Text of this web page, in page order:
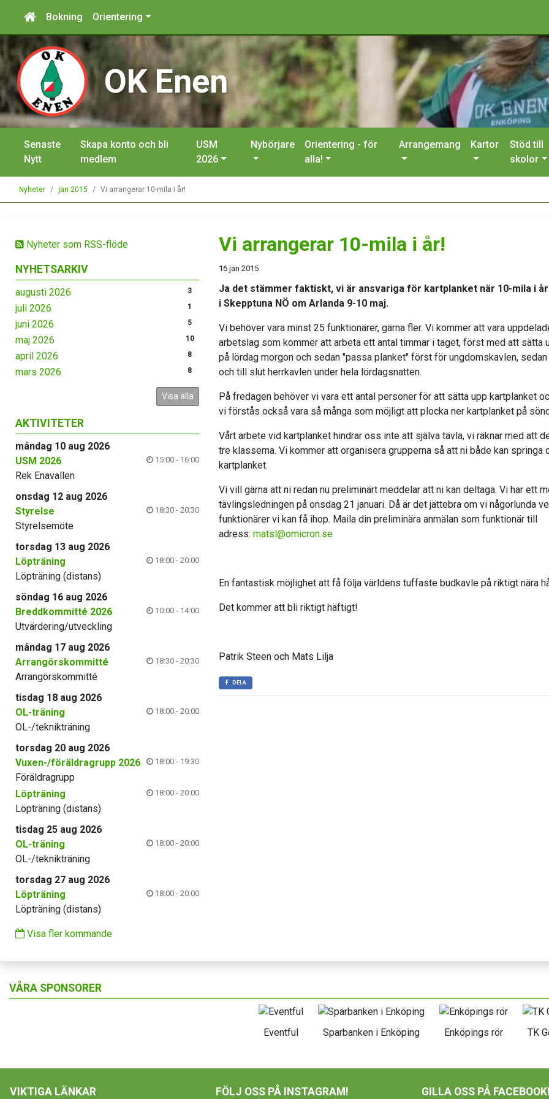
Bokning Orientering
OK Enen
Senaste
Nytt
Skapa konto och bli
medlem
USM
2026
Nybörjare
Orientering - för
alla!
Arrangemang Kartor
Stöd till
skolor
Nyheter jan 2015 Vi arrangerar 10-mila i år!
Nyheter som RSS-flöde
NYHETSARKIV
augusti 2026 3
juli 2026 1
juni 2026 5
maj 2026 10
april 2026 8
mars 2026 8
Visa alla
AKTIVITETER
måndag 10 aug 2026
USM 2026
15:00 - 16:00
Rek Enavallen
onsdag 12 aug 2026
Styrelse
18:30 - 20:30
Styrelsemöte
torsdag 13 aug 2026
Löpträning
18:00 - 20:00
Löpträning (distans)
söndag 16 aug 2026
Breddkommitté 2026
10:00 - 14:00
Utvärdering/utveckling
måndag 17 aug 2026
Arrangörskommitté
18:30 - 20:30
Arrangörskommitté
tisdag 18 aug 2026
OL-träning
18:00 - 20:00
OL-/teknikträning
torsdag 20 aug 2026
Vuxen-/föräldragrupp 2026
18:00 - 19:30
Föräldragrupp
Löpträning
18:00 - 20:00
Löpträning (distans)
tisdag 25 aug 2026
OL-träning
18:00 - 20:00
OL-/teknikträning
torsdag 27 aug 2026
Löpträning
18:00 - 20:00
Löpträning (distans)
Visa fler kommande
Vi arrangerar 10-mila i år!
16 jan 2015
Ja det stämmer faktiskt, vi är ansvariga för kartplanket när 10-mila i
i Skepptuna NÖ om Arlanda 9-10 maj.
Vi behöver vara minst 25 funktionärer, gärna fler. Vi kommer att vara
arbetslag som kommer att arbeta ett antal timmar i taget, först med att sätta
på lördag morgon och sedan "passa planket" först för ungdomskavlen,
och till slut herrkavlen under hela lördagsnatten.
På fredagen behöver vi vara ett antal personer för att sätta upp kartplanket
vi förstås också vara så många som möjligt att plocka ner kartplanket på
Vårt arbete vid kartplanket hindrar oss inte att själva tävla, vi räknar med att
tre klasserna. Vi kommer att organisera grupperna så att ni både kan springa
kartplanket.
Vi vill gärna att ni redan nu preliminärt meddelar att ni kan deltaga. Vi har ett
tävlingsledningen på onsdag 21 januari. Då är det jättebra om vi någorlunda
funktionärer vi kan få ihop. Maila din preliminära anmälan som funktionär till
adress: matsl@omicron.se
En fantastisk möjlighet att få följa världens tuffaste budkavle på riktigt nära
Det kommer att bli riktigt häftigt!
Patrik Steen och Mats Lilja
DELA
VÅRA SPONSORER
Eventful Sparbanken i Enköping Enköpings rör TK
VIKTIGA LÄNKAR FÖLJ OSS PÅ INSTAGRAM! GILLA OSS PÅ